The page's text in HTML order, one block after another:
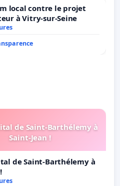
local contre le projet
à Vitry-sur-Seine
de Saint-Barthélemy à
Saint-Jean !
de Saint-Barthélemy à